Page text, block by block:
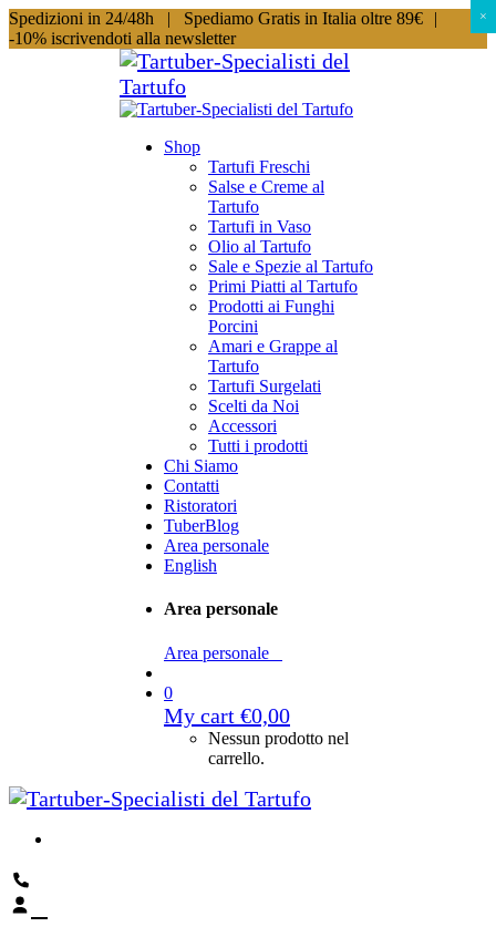
Spedizioni in 24/48h | Spediamo Gratis in Italia oltre 89€
|
-10% iscrivendoti alla newsletter
Shop
Tartufi Freschi
Salse e Creme al
Tartufo
Tartufi in Vaso
Olio al Tartufo
Sale e Spezie al Tartufo
Primi Piatti al Tartufo
Prodotti ai Funghi
Porcini
Amari e Grappe al
Tartufo
Tartufi Surgelati
Scelti da Noi
Accessori
Tutti i prodotti
Chi Siamo
Contatti
Ristoratori
TuberBlog
Area personale
English
Area personale
Area personale
0
My cart €0,00
Nessun prodotto nel
carrello.
×
×